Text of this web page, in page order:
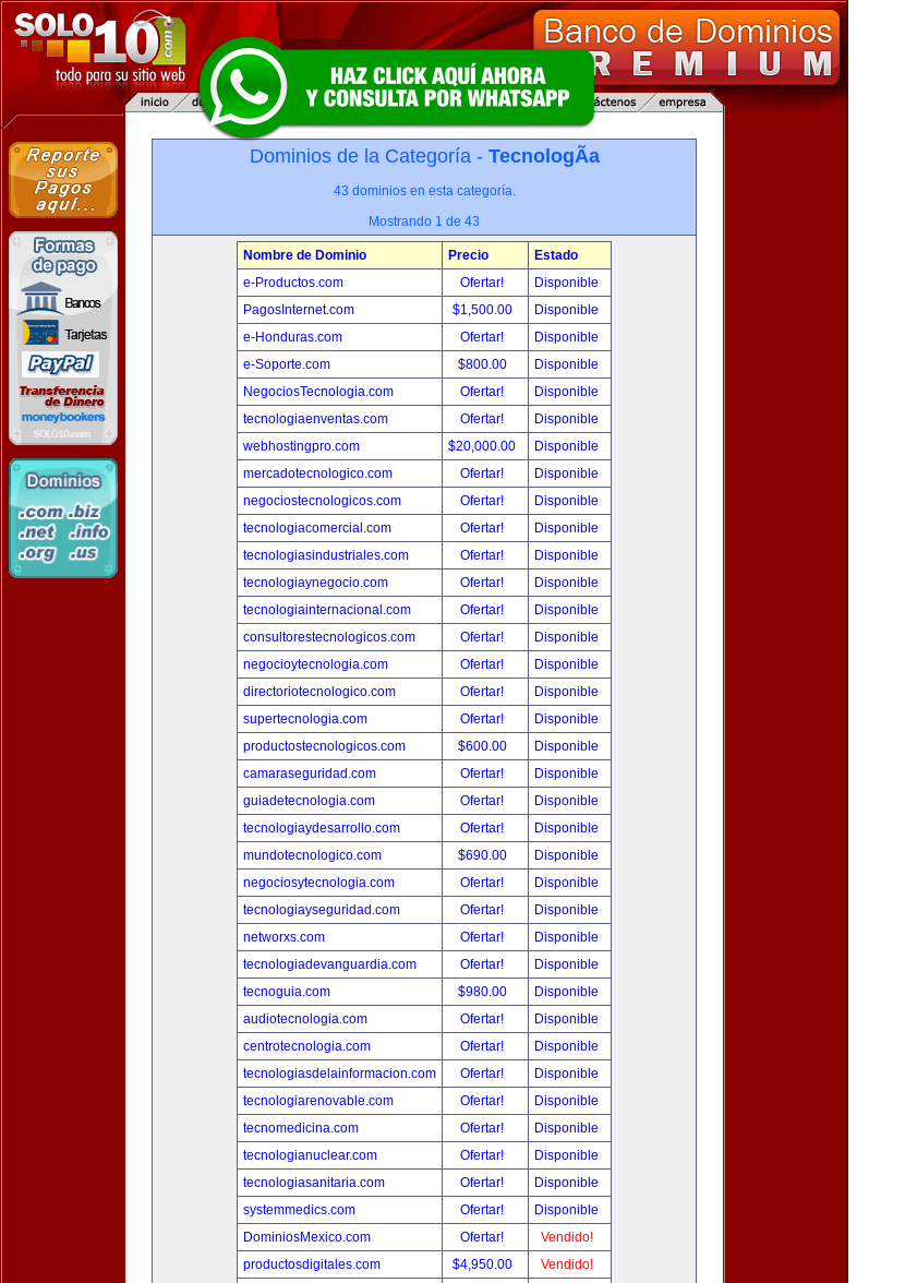
Dominios de la Categoría - TecnologÃ­a
43 dominios en esta categoría.
Mostrando 1 de 43
Nombre de Dominio Precio
Estado
e-Productos.com
Ofertar!
Disponible
PagosInternet.com
$1,500.00
Disponible
e-Honduras.com
Ofertar!
Disponible
e-Soporte.com
$800.00
Disponible
NegociosTecnologia.com
Ofertar!
Disponible
tecnologiaenventas.com
Ofertar!
Disponible
webhostingpro.com
$20,000.00
Disponible
mercadotecnologico.com
Ofertar!
Disponible
negociostecnologicos.com
Ofertar!
Disponible
tecnologiacomercial.com
Ofertar!
Disponible
tecnologiasindustriales.com
Ofertar!
Disponible
tecnologiaynegocio.com
Ofertar!
Disponible
tecnologiainternacional.com
Ofertar!
Disponible
consultorestecnologicos.com
Ofertar!
Disponible
negocioytecnologia.com
Ofertar!
Disponible
directoriotecnologico.com
Ofertar!
Disponible
supertecnologia.com
Ofertar!
Disponible
productostecnologicos.com
$600.00
Disponible
camaraseguridad.com
Ofertar!
Disponible
guiadetecnologia.com
Ofertar!
Disponible
tecnologiaydesarrollo.com
Ofertar!
Disponible
mundotecnologico.com
$690.00
Disponible
negociosytecnologia.com
Ofertar!
Disponible
tecnologiayseguridad.com
Ofertar!
Disponible
networxs.com
Ofertar!
Disponible
tecnologiadevanguardia.com
Ofertar!
Disponible
tecnoguia.com
$980.00
Disponible
audiotecnologia.com
Ofertar!
Disponible
centrotecnologia.com
Ofertar!
Disponible
tecnologiasdelainformacion.com
Ofertar!
Disponible
tecnologiarenovable.com
Ofertar!
Disponible
tecnomedicina.com
Ofertar!
Disponible
tecnologianuclear.com
Ofertar!
Disponible
tecnologiasanitaria.com
Ofertar!
Disponible
systemmedics.com
Ofertar!
Disponible
DominiosMexico.com
Ofertar!
Vendido!
productosdigitales.com
$4,950.00
Vendido!